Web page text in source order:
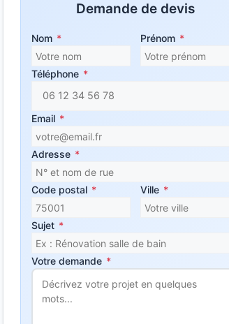
Demande de devis
Nom * Prénom *
Téléphone *
Email *
Adresse *
Code postal * Ville *
Sujet *
Votre demande *